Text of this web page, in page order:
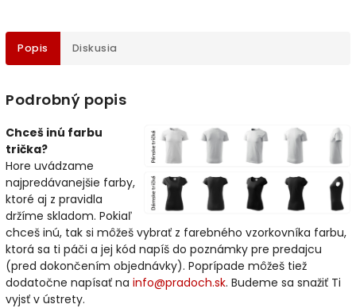
Popis Diskusia
Podrobný popis
Chceš inú farbu
trička?
Hore uvádzame
najpredávanejšie farby,
ktoré aj z pravidla
držíme skladom. Pokiaľ
chceš inú, tak si môžeš vybrať z farebného vzorkovníka farbu,
ktorá sa ti páči a jej kód napíš do poznámky pre predajcu
(pred dokončením objednávky). Poprípade môžeš tiež
dodatočne napísať na info@pradoch.sk. Budeme sa snažiť Ti
vyjsť v ústrety.